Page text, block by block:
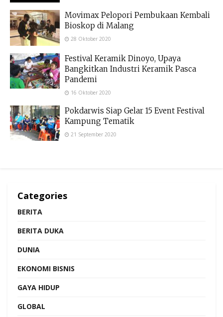
Movimax Pelopori Pembukaan Kembali
Bioskop di Malang
28 Oktober 2020
Festival Keramik Dinoyo, Upaya
Bangkitkan Industri Keramik Pasca
Pandemi
16 Oktober 2020
Pokdarwis Siap Gelar 15 Event Festival
Kampung Tematik
21 September 2020
Categories
BERITA
BERITA DUKA
DUNIA
EKONOMI BISNIS
GAYA HIDUP
GLOBAL